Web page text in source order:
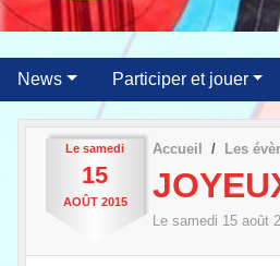
News Participer et jouer
Le samedi
15
AOÛT 2015
Accueil Les
Le samedi 15 août